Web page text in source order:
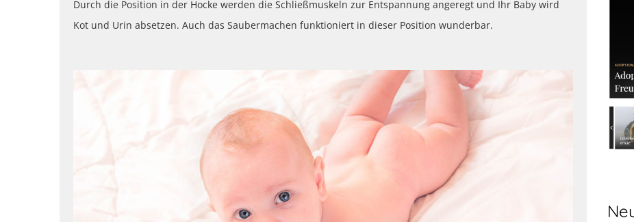
Durch die Position in der Hocke werden die Schließmuskeln zur Entspannung angeregt und Ihr Baby wird
Kot und Urin absetzen. Auch das Saubermachen funktioniert in dieser Position wunderbar.